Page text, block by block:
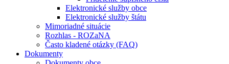
Elektronické služby obce
Elektronické služby štátu
Mimoriadné situácie
Rozhlas - ROZaNA
Často kladené otázky (FAQ)
Dokumenty